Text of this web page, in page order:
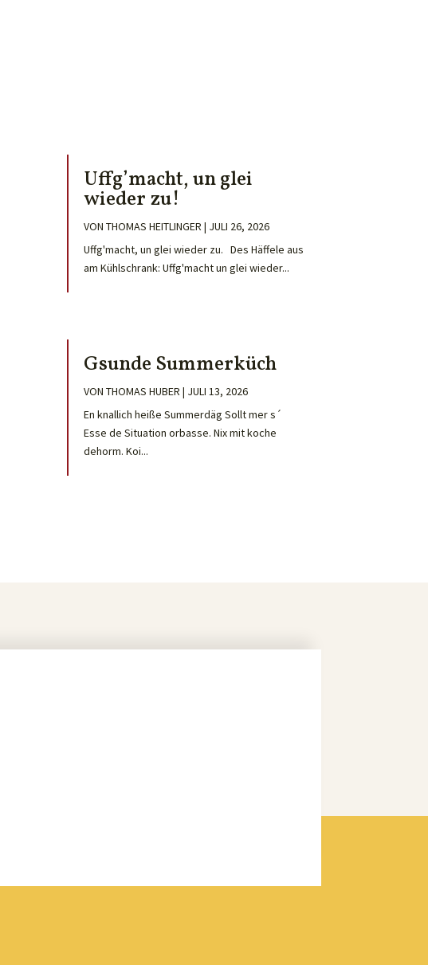
Uffg’macht, un glei
wieder zu!
VON THOMAS HEITLINGER | JULI 26, 2026
Uffg'macht, un glei wieder zu. Des Häffele aus
am Kühlschrank: Uffg'macht un glei wieder...
Gsunde Summerküch
VON THOMAS HUBER | JULI 13, 2026
En knallich heiße Summerdäg Sollt mer s´
Esse de Situation orbasse. Nix mit koche
dehorm. Koi...